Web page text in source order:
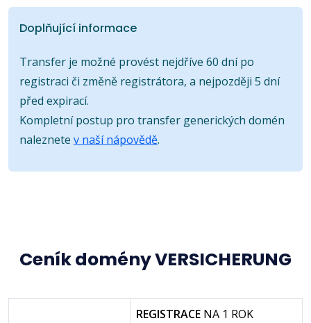
Doplňující informace
Transfer je možné provést nejdříve 60 dní po
registraci či změně registrátora, a nejpozději 5 dní
před expirací.
Kompletní postup pro transfer generických domén
naleznete v naší nápovědě.
Ceník domény VERSICHERUNG
REGISTRACE NA 1 ROK